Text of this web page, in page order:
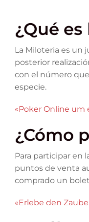
¿Qué
La Miloteria es un
posterior
con el número
especie.
«Poker Online um
¿Cómo
Para participar en
puntos de venta
comprado un
«Erlebe den